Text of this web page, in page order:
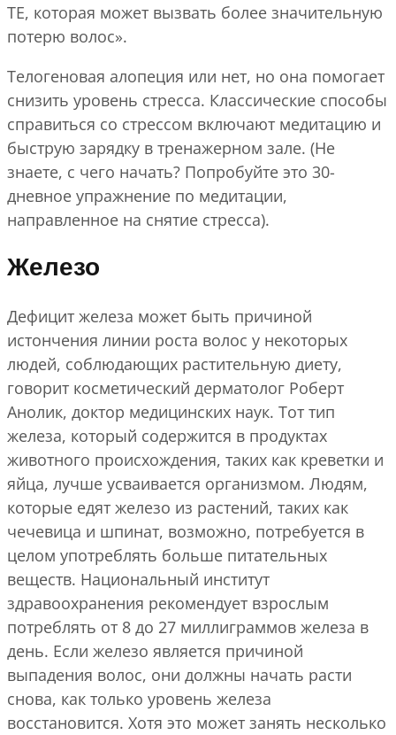
TE, которая может вызвать более значительную
потерю волос».
Телогеновая алопеция или нет, но она помогает
снизить уровень стресса. Классические способы
справиться со стрессом включают медитацию и
быструю зарядку в тренажерном зале. (Не
знаете, с чего начать? Попробуйте это 30-
дневное упражнение по медитации,
направленное на снятие стресса).
Железо
Дефицит железа может быть причиной
истончения линии роста волос у некоторых
людей, соблюдающих растительную диету,
говорит косметический дерматолог Роберт
Анолик, доктор медицинских наук. Тот тип
железа, который содержится в продуктах
животного происхождения, таких как креветки и
яйца, лучше усваивается организмом. Людям,
которые едят железо из растений, таких как
чечевица и шпинат, возможно, потребуется в
целом употреблять больше питательных
веществ. Национальный институт
здравоохранения рекомендует взрослым
потреблять от 8 до 27 миллиграммов железа в
день. Если железо является причиной
выпадения волос, они должны начать расти
снова, как только уровень железа
восстановится. Хотя это может занять несколько